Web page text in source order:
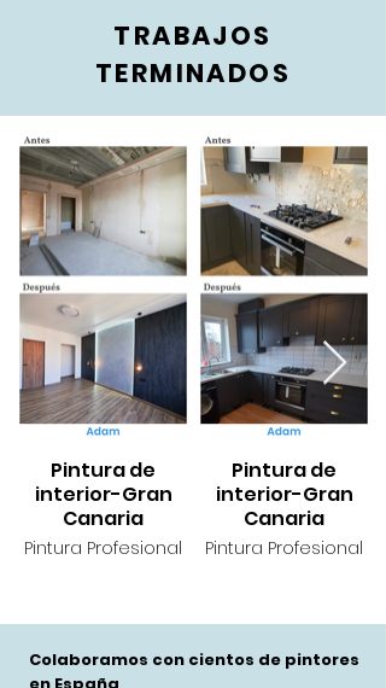
TRABAJOS
TERMINADOS
Pintura de
interior-Gran
Canaria
Pintura Profesional
Pintura de
interior-Gran
Canaria
Pintura Profesional
Colaboramos con cientos de pintores